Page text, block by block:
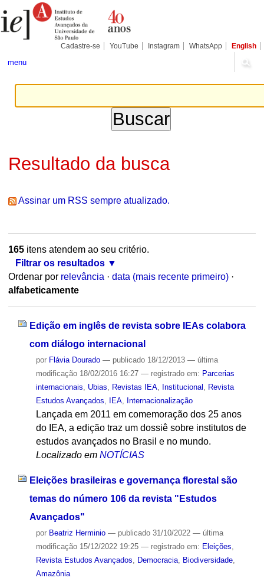
para
conteúdo.
Pessoais
Cadastre-se YouTube Instagram WhatsApp English
menu
Resultado da busca
Assinar um RSS sempre atualizado.
165itens atendem ao seu critério.
Filtrar os resultados
Ordenar por relevância · data (mais recente primeiro) ·
alfabeticamente
Edição em inglês de revista sobre IEAs colabora
com diálogo internacional
por Flávia Dourado — publicado18/12/2013 — última
modificação18/02/2016 16:27 — registrado em: Parcerias
internacionais
Ubias Revistas IEA, Institucional
Revista
Estudos Avançados
IEA, Internacionalização
Lançada em 2011 em comemoração dos 25 anos
do IEA, a edição traz um dossiê sobre institutos de
estudos avançados no Brasil e no mundo.
Localizado em NOTÍCIAS
Eleições brasileiras e governança florestal são
temas do número 106 da revista "Estudos
Avançados"
por Beatriz Herminio — publicado31/10/2022 — última
modificação15/12/2022 19:25 — registrado em: Eleições
Revista Estudos Avançados
Democracia, Biodiversidade,
Amazônia